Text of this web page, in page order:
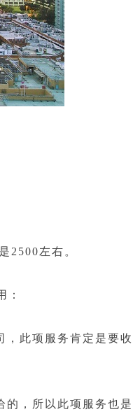
2500左右。
：
此项服务肯定是要收
，所以此项服务也是